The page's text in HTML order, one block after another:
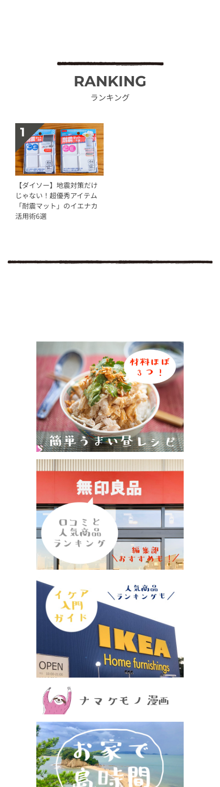
RANKING
ランキング
【ダイソー】地震対策だけ
じゃない！超優秀アイテム
「耐震マット」のイエナカ
活用術6選